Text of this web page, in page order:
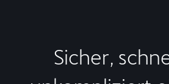
Sicher,